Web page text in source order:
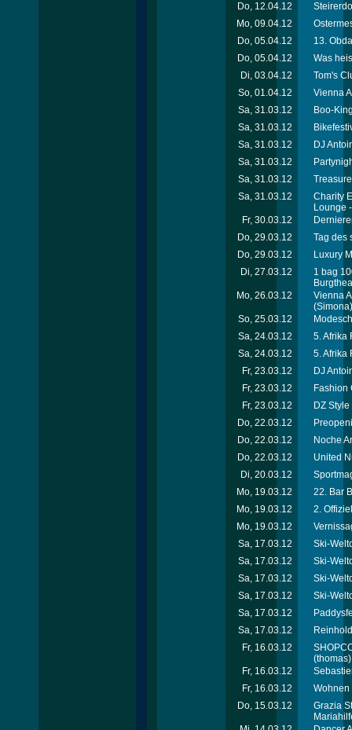
Do, 12.04.12
Mo, 09.04.12
Do, 05.04.12
13.
Do, 05.04.12
Was
Di, 03.04.12
Tom's
So, 01.04.12
Vienna
Sa, 31.03.12
Boo-
Sa, 31.03.12
Sa, 31.03.12
DJ
Sa, 31.03.12
Sa, 31.03.12
Sa, 31.03.12
Charity
Lounge
Fr, 30.03.12
Do, 29.03.12
Tag des
Do, 29.03.12
Luxury
Di, 27.03.12
1 bag
Mo, 26.03.12
Vienna
(Simona)
So, 25.03.12
Sa, 24.03.12
5. Afrika
Sa, 24.03.12
5. Afrika
Fr, 23.03.12
DJ
Fr, 23.03.12
Fashion
Fr, 23.03.12
DZ
Do, 22.03.12
Do, 22.03.12
Noche
Do, 22.03.12
United
Di, 20.03.12
Mo, 19.03.12
22. Bar
Mo, 19.03.12
2.
Mo, 19.03.12
Sa, 17.03.12
Ski-
Sa, 17.03.12
Ski-
Sa, 17.03.12
Ski-
Sa, 17.03.12
Ski-
Sa, 17.03.12
Sa, 17.03.12
Fr, 16.03.12
(thomas)
Fr, 16.03.12
Fr, 16.03.12
Wohnen
Do, 15.03.12
Grazia